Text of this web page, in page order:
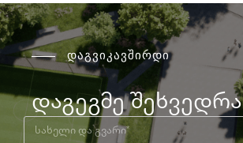
დაგვიკავშირდი
დაგეგმე შეხვედრა